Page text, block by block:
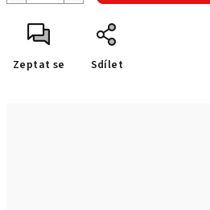
Zeptat se Sdílet